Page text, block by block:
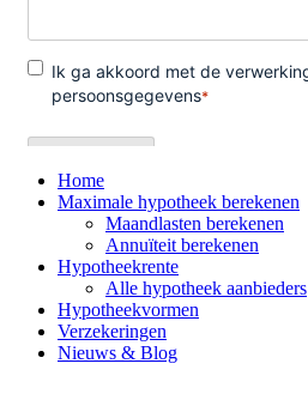
Home
Maximale hypotheek berekenen
Maandlasten berekenen
Annuïteit berekenen
Hypotheekrente
Alle hypotheek aanbieders
Hypotheekvormen
Verzekeringen
Nieuws & Blog